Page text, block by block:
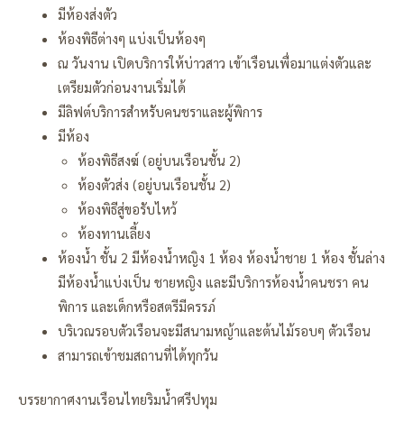
มีห้องส่งตัว
ห้องพิธีต่างๆ แบ่งเป็นห้องๆ
ณ วันงาน เปิดบริการให้บ่าวสาว เข้าเรือนเพื่อมาแต่งตัวและ
เตรียมตัวก่อนงานเริ่มได้
มีลิฟต์บริการสำหรับคนชราและผู้พิการ
มีห้อง
ห้องพิธีสงฆ์ (อยู่บนเรือนชั้น 2)
ห้องตัวส่ง (อยู่บนเรือนชั้น 2)
ห้องพิธีสู่ขอรับไหว้
ห้องทานเลี้ยง
ห้องน้ำ ชั้น 2 มีห้องน้ำหญิง 1 ห้อง ห้องน้ำชาย 1 ห้อง ชั้นล่าง
มีห้องน้ำแบ่งเป็น ชายหญิง และมีบริการห้องน้ำคนชรา คน
พิการ และเด็กหรือสตรีมีครรภ์
บริเวณรอบตัวเรือนจะมีสนามหญ้าและต้นไม้รอบๆ ตัวเรือน
สามารถเข้าชมสถานที่ได้ทุกวัน
บรรยากาศงานเรือนไทยริมน้ำศรีปทุม